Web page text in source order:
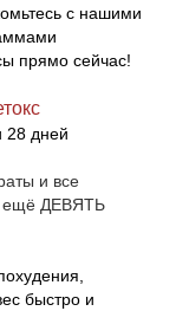
с нашими
прямо сейчас!
28 дней
и все
ещё ДЕВЯТЬ
быстро и